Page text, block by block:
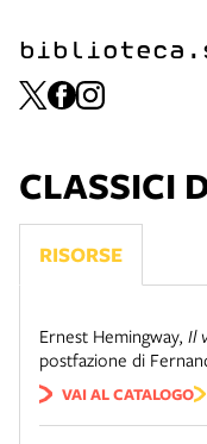
CLASSICI
RISORSE
Ernest Hemingway, Il
postfazione di
VAI AL CATALOGO